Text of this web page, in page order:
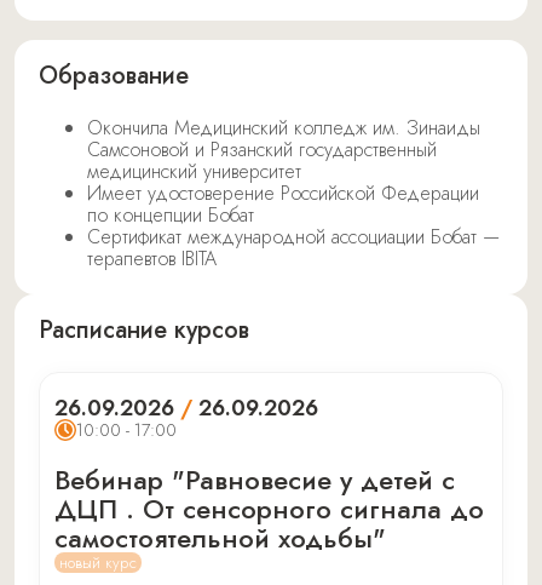
Образование
Окончила Медицинский колледж им. Зинаиды
Самсоновой и Рязанский государственный
медицинский университет
Имеет удостоверение Российской Федерации
по концепции Бобат
Сертификат международной ассоциации Бобат —
терапевтов IBITA
Расписание курсов
26.09.2026 /26.09.2026
10:00 - 17:00
Вебинар "Равновесие у детей с
ДЦП . От сенсорного сигнала до
самостоятельной ходьбы"
новый курс